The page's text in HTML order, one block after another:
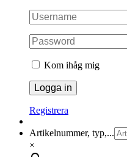
Kom ihåg mig
Registrera
Artikelnummer, typ,...
×